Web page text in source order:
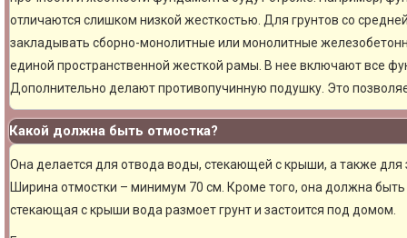
отличаются слишком низкой жесткостью. Для грунтов со
закладывать сборно-монолитные или монолитные
единой пространственной жесткой рамы. В нее включают все
Дополнительно делают противопучинную подушку. Это
Какой должна быть отмостка?
Она делается для отвода воды, стекающей с крыши, а также
Ширина отмостки – минимум 70 см. Кроме того, она должна
стекающая с крыши вода размоет грунт и застоится под домом.